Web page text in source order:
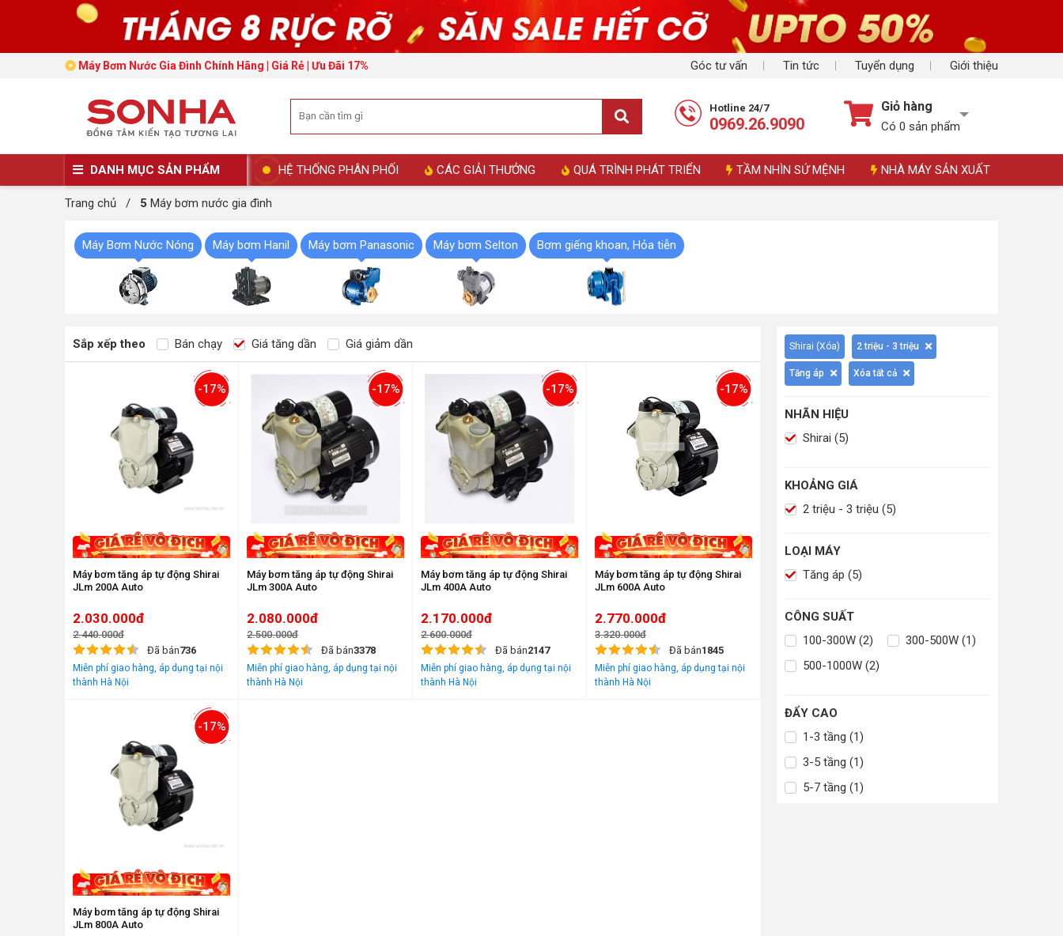
Góc tư vấn Tin tức Tuyển dụng Giới thiệu
Máy Bơm Nước Gia Đình Chính Hãng | Giá Rẻ | Ưu Đãi 17%
Hotline 24/7
0969.26.9090
Giỏ hàng
Có 0 sản phẩm
DANH MỤC SẢN PHẨM HỆ THỐNG PHÂN PHỐI CÁC GIẢI THƯỞNG QUÁ TRÌNH PHÁT TRIỂN TẦM NHÌN SỨ MỆNH NHÀ MÁY SẢN XUẤT
Trang chủ / 5 Máy bơm nước gia đình
Máy Bơm Nước Nóng Máy bơm Hanil Máy bơm Panasonic Máy bơm Selton Bơm giếng khoan, Hỏa tiễn
Sắp xếp theo Bán chạy Giá tăng dần Giá giảm dần
-17%
Máy bơm tăng áp tự động Shirai
JLm 200A Auto
2.030.000đ
2.440.000đ
Đã bán736
Miễn phí giao hàng, áp dụng tại nội
thành Hà Nội
-17%
Máy bơm tăng áp tự động Shirai
JLm 300A Auto
2.080.000đ
2.500.000đ
Đã bán3378
Miễn phí giao hàng, áp dụng tại nội
thành Hà Nội
-17%
Máy bơm tăng áp tự động Shirai
JLm 400A Auto
2.170.000đ
2.600.000đ
Đã bán2147
Miễn phí giao hàng, áp dụng tại nội
thành Hà Nội
-17%
Máy bơm tăng áp tự động Shirai
JLm 600A Auto
2.770.000đ
3.320.000đ
Đã bán1845
Miễn phí giao hàng, áp dụng tại nội
thành Hà Nội
-17%
Máy bơm tăng áp tự động Shirai
JLm 800A Auto
Shirai (Xóa) 2 triệu - 3 triệu
Tăng áp Xóa tất cả
NHÃN HIỆU
Shirai (5)
KHOẢNG GIÁ
2 triệu - 3 triệu (5)
LOẠI MÁY
Tăng áp (5)
CÔNG SUẤT
100-300W (2)
300-500W (1)
500-1000W (2)
ĐẨY CAO
1-3 tầng (1)
3-5 tầng (1)
5-7 tầng (1)